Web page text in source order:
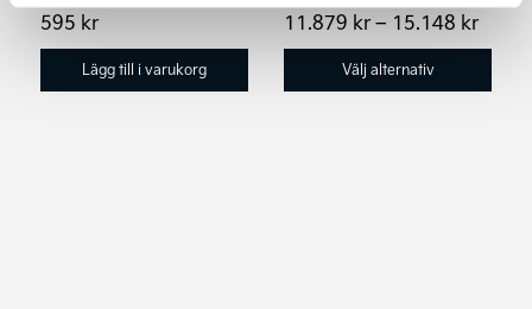
595 kr
Lägg till i varukorg
11.879 kr– 15.148 kr
Välj alternativ
på
produktsidan